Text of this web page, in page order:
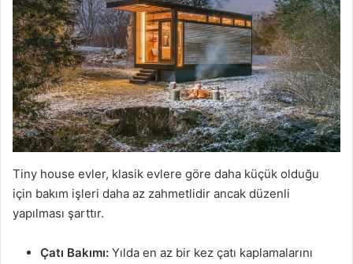
Tiny house evler, klasik evlere göre daha küçük olduğu
için bakım işleri daha az zahmetlidir ancak düzenli
yapılması şarttır.
Çatı Bakımı: Yılda en az bir kez çatı kaplamalarını